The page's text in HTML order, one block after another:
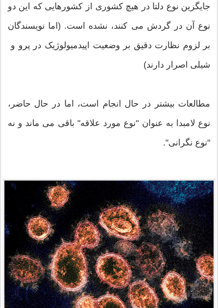
جایگزین نوع دلتا در هیچ کشوری از کشورهایی که این دو
نوع آن در گردش می کنند، نشده است. (اما نویسندگان
بر لزوم نظارت دقیق بر وضعیت اپیدمیولوژیک در پرو و ​​
شیلی اصرار دارند)
مطالعات بیشتر در حال انجام است، اما در حال حاضر،
نوع لامبدا به عنوان "نوع مورد علاقه" باقی می ماند و نه
"نوع نگرانی".